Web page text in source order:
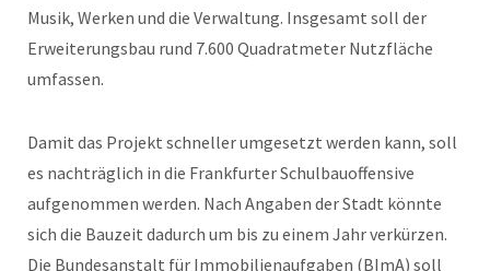
Musik, Werken und die Verwaltung. Insgesamt soll der
Erweiterungsbau rund 7.600 Quadratmeter Nutzfläche
umfassen.
Damit das Projekt schneller umgesetzt werden kann, soll
es nachträglich in die Frankfurter Schulbauoffensive
aufgenommen werden. Nach Angaben der Stadt könnte
sich die Bauzeit dadurch um bis zu einem Jahr verkürzen.
Die Bundesanstalt für Immobilienaufgaben (BImA) soll